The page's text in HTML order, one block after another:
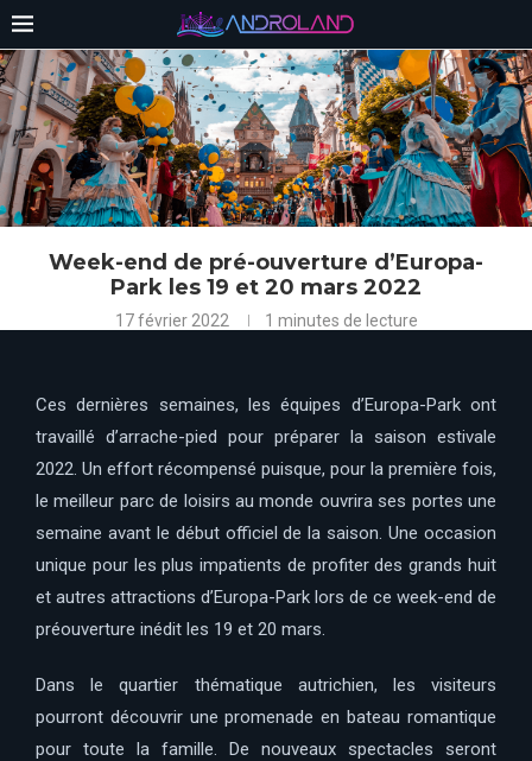
Week-end de pré-ouverture d’Europa-
Park les 19 et 20 mars 2022
17 février 2022 1 minutes de lecture
Ces dernières semaines, les équipes d’Europa-Park ont
travaillé d’arrache-pied pour préparer la saison estivale
2022. Un effort récompensé puisque, pour la première fois,
le meilleur parc de loisirs au monde ouvrira ses portes une
semaine avant le début officiel de la saison. Une occasion
unique pour les plus impatients de profiter des grands huit
et autres attractions d’Europa-Park lors de ce week-end de
préouverture inédit les 19 et 20 mars.
Dans le quartier thématique autrichien, les visiteurs
pourront découvrir une promenade en bateau romantique
pour toute la famille. De nouveaux spectacles seront